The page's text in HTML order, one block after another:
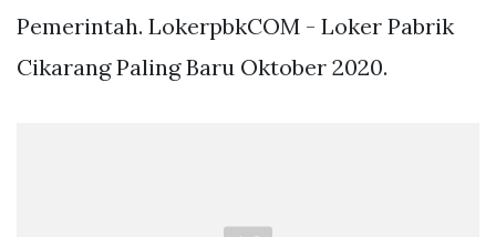
Pemerintah. LokerpbkCOM - Loker Pabrik
Cikarang Paling Baru Oktober 2020.